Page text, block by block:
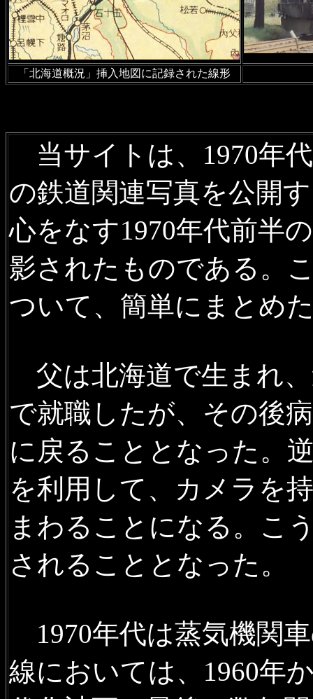
の2022年7月現在の写真を追加
2022年6月11日1970年専用
1951年、1953年の専用線一覧
浅茅野駅、歌登町営軌道毛登
2022年5月23日
廃駅を訪ねて
名線第一雨竜トンネル、羽幌
2022年5月21日幌延町営軌
を訪ねて 2022年5月3日」を掲
2022年4月29日廃駅を訪ねて
芦別森林鉄道の青木橋跡、七
で保存されている坑内電車の
2022年4月12日
1970年専用
1975年の専用線一覧を公開
2022年3月17日廃駅を訪ねて
かの写真を追加
2022年3月4日札幌営林局の
2022年1月23日沿線風景 函
キーリゾートの風景の写真を
2021年11月13日 廃駅を訪ね
林鉄道神泉隧道ほかの写真を
2021年11月13日廃駅を訪ね
「北海道概況」挿入地図に記録された線形
当サイトは、1970年
の鉄道関連写真を公開
心をなす1970年代前半
影されたものである。
ついて、簡単にまとめ
父は北海道で生まれ
で就職したが、その後
に戻ることとなった。
を利用して、カメラを
まわることになる。こ
されることとなった。
1970年代は蒸気機関
線においては、1960年